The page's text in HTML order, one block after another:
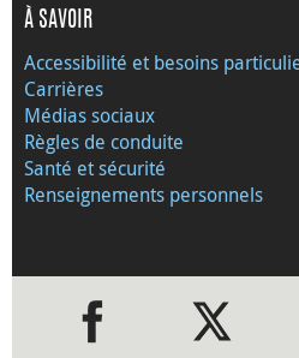
À SAVOIR
Accessibilité et besoins
Carrières
Médias sociaux
Règles de conduite
Santé et sécurité
Renseignements personnels